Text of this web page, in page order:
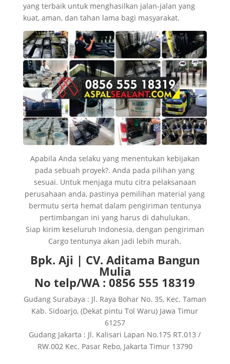
yang terbaik untuk menghasilkan jalan-jalan yang
kuat, aman, dan tahan lama bagi masyarakat.
Apabila Anda selaku yang menentukan kebijakan
pada sebuah proyek?. Anda pada pilihan yang
sesuai. Untuk menjaga mutu citra pelaksanaan
perusahaan anda, pastinya pemilihan material yang
bermutu serta hemat dalam pengiriman tentunya
pertimbangan ini yang harus di dahulukan.
Siap kirim keseluruh Indonesia, dengan pengiriman
Cargo tentunya akan jadi lebih murah.
Bpk. Aji | CV. Aditama Bangun
Mulia
No telp/WA : 0856 555 18319
Gudang Surabaya : Jl. Raya Bohar No. 35, Kec. Taman
Kab. Sidoarjo, (Dekat pintu Tol Waru) Jawa Timur
61257
Gudang Jakarta : Jl. Kalisari Lapan No.175 RT.013 /
RW.002 Kec. Pasar Rebo, Jakarta Timur 13790